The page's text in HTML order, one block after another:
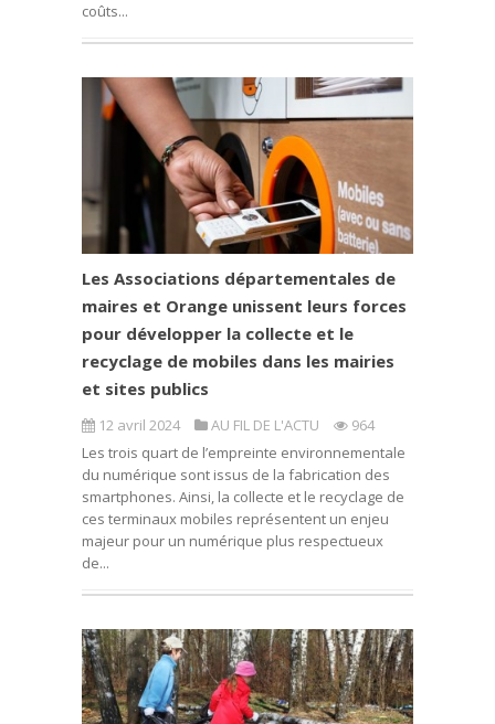
coûts...
Les Associations départementales de
maires et Orange unissent leurs forces
pour développer la collecte et le
recyclage de mobiles dans les mairies
et sites publics
12 avril 2024 AU FIL DE L'ACTU
964
Les trois quart de l’empreinte environnementale
du numérique sont issus de la fabrication des
smartphones. Ainsi, la collecte et le recyclage de
ces terminaux mobiles représentent un enjeu
majeur pour un numérique plus respectueux
de...